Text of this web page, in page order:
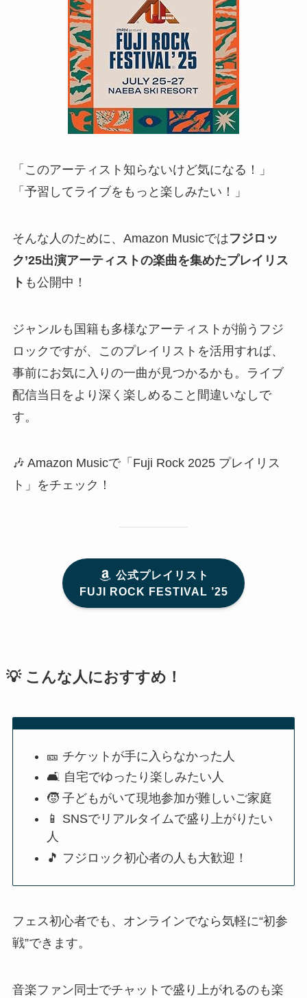
「このアーティスト知らないけど気になる！」
「予習してライブをもっと楽しみたい！」
そんな人のために、Amazon Musicではフジロッ
ク’25出演アーティストの楽曲を集めたプレイリス
ト も公開中！
ジャンルも国籍も多様なアーティストが揃うフジ
ロックですが、このプレイリストを活用すれば、
事前にお気に入りの一曲が見つかるかも。ライブ
配信当日をより深く楽しめること間違いなしで
す。
🎶 Amazon Musicで「Fuji Rock 2025 プレイリス
ト」をチェック！
公式プレイリスト
FUJI ROCK FESTIVAL ’25
💡 こんな人におすすめ！
🎫 チケットが手に入らなかった人
🛋 自宅でゆったり楽しみたい人
🧒 子どもがいて現地参加が難しいご家庭
📱 SNSでリアルタイムで盛り上がりたい
人
🎵 フジロック初心者の人も大歓迎！
フェス初心者でも、オンラインでなら気軽に“初参
戦”できます。
音楽ファン同士でチャットで盛り上がれるのも楽